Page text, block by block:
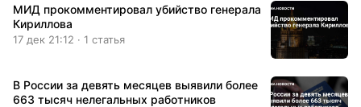
МИД прокомментировал убийство генерала
Кириллова
17 дек 21:12 · 1 статья
В России за девять месяцев выявили более
663 тысяч нелегальных работников